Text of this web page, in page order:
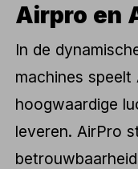
Airpro en
In de
machines
hoogwaardige
leveren. AirPro